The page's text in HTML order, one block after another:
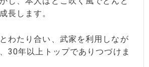
長します。
わたり合い、武家を利用しなが
30年以上トップでありつづけま